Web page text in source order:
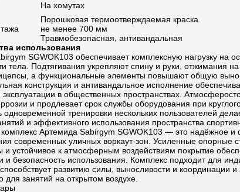
На хомутах
Порошковая термоотверждаемая краска
не менее 700 мм
Травмобезопасная, антивандальная
использования
SGWOK103 обеспечивает комплексную нагрузку на
тела. Подтягивания укрепляют спину и руки, отжимания
а функциональные элементы повышают общую
конструкция и антивандальное исполнение
эксплуатации в общественных пространствах.
и продлевает срок службы оборудования при
одновременной тренировки нескольких пользователей
и эффективного использования пространства
Артемида Sabirgym SGWOK103 — это надёжное
современных уличных воркаут-зон. Усиленные опорные
и устойчивое к атмосферным воздействиям покрытие
и безопасность использования. Комплекс подходит для
развитию силы, выносливости и координации
для занятий на открытом воздухе.